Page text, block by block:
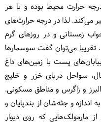
حرارت محیط بوده و با هر
می‌کند. لذا در درجه حرارت‌های
زمستانی و در روزهای گرم
تقریبا می‌توان گفت سوسمارها
پست با زمین‌های داغ
سواحل دریای خزر و خلیج
و زاگرس و مناطق مسکونی.
و جثه‌شان از بندپایان و
مارمولک‌هایی که روی دیوار